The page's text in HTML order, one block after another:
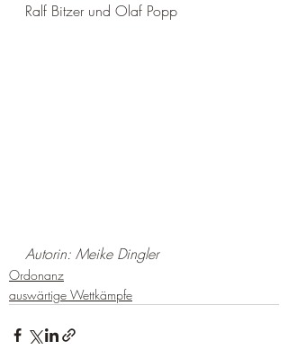
Ralf Bitzer und Olaf Popp
Autorin: Meike Dingler
Ordonanz
auswärtige Wettkämpfe